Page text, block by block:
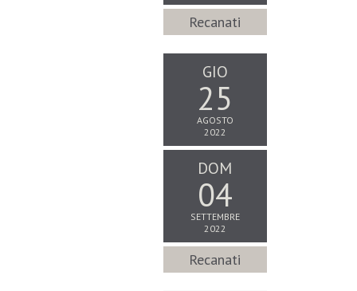
Recanati
GIO
25
AGOSTO
2022
DOM
04
SETTEMBRE
2022
Recanati